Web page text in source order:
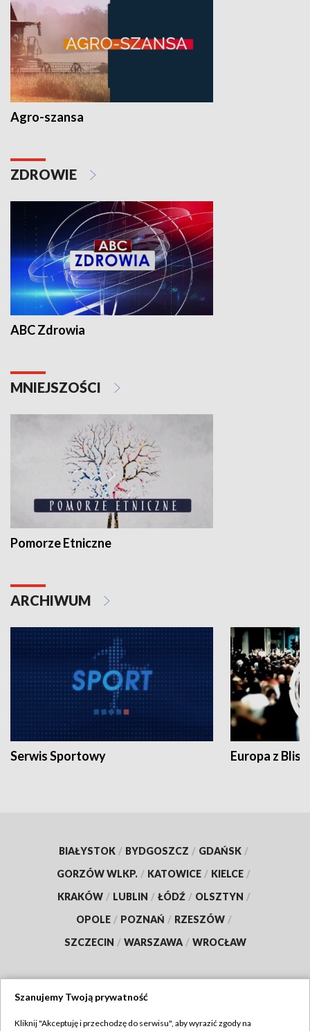
Agro-szansa
ZDROWIE
ABC Zdrowia
MNIEJSZOŚCI
Pomorze Etniczne
ARCHIWUM
Serwis Sportowy Europa z
BIAŁYSTOK / BYDGOSZCZ / GDAŃSK /
GORZÓW WLKP. / KATOWICE / KIELCE /
KRAKÓW / LUBLIN / ŁÓDŹ / OLSZTYN /
OPOLE / POZNAŃ / RZESZÓW /
SZCZECIN / WARSZAWA / WROCŁAW
Szanujemy Twoją prywatność
Kliknij "Akceptuję i przechodzę do serwisu", aby wyrazić zgody na